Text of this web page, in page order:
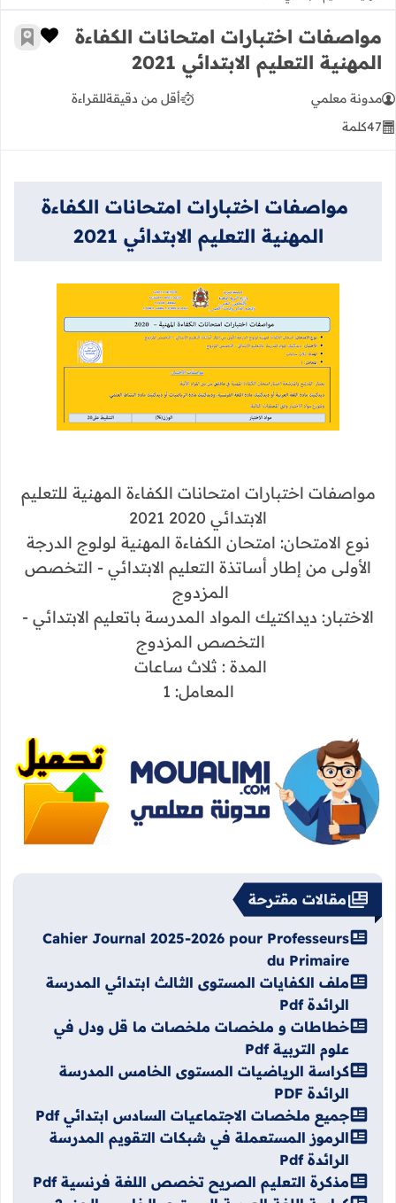
مواصفات اختبارات امتحانات الكفاءة
المهنية التعليم الابتدائي 2021
زر
أضف
مدونة معلمي أقل من دقيقةللقراءة
47كلمة
مواصفات اختبارات امتحانات الكفاءة
المهنية التعليم الابتدائي 2021
مواصفات اختبارات امتحانات الكفاءة المهنية للتعليم
الابتدائي 2020 2021
نوع الامتحان: امتحان الكفاءة المهنية لولوج الدرجة
الأولى من إطار أساتذة التعليم الابتدائي - التخصص
المزدوج
الاختبار: ديداكتيك المواد المدرسة باتعليم الابتدائي -
التخصص المزدوج
المدة : ثلاث ساعات
المعامل: 1
مقالات مقترحة
Cahier Journal 2025-2026 pour Professeurs
du Primaire
ملف الكفايات المستوى الثالث ابتدائي المدرسة
الرائدة Pdf
خطاطات و ملخصات ملخصات ما قل ودل في
علوم التربية Pdf
كراسة الرياضيات المستوى الخامس المدرسة
الرائدة PDF
جميع ملخصات الاجتماعيات السادس ابتدائي Pdf
الرموز المستعملة في شبكات التقويم المدرسة
الرائدة Pdf
مذكرة التعليم الصريح تخصص اللغة فرنسية Pdf